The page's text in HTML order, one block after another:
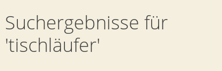
Suchergebnisse für
'tischläufer'